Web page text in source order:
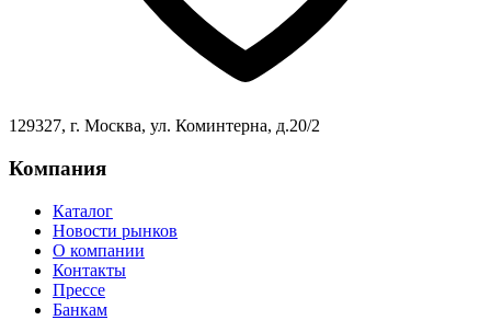
129327, г. Москва, ул. Коминтерна, д.20/2
Компания
Каталог
Новости рынков
О компании
Контакты
Прессе
Банкам